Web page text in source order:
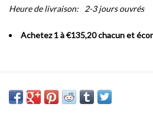
Heure de livraison: 2-3 jours ouvrés
Achetez 1 à €135,20 chacun et